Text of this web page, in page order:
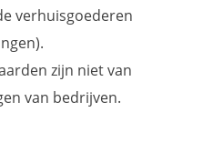
verhuisgoederen
zijn niet van
van bedrijven.